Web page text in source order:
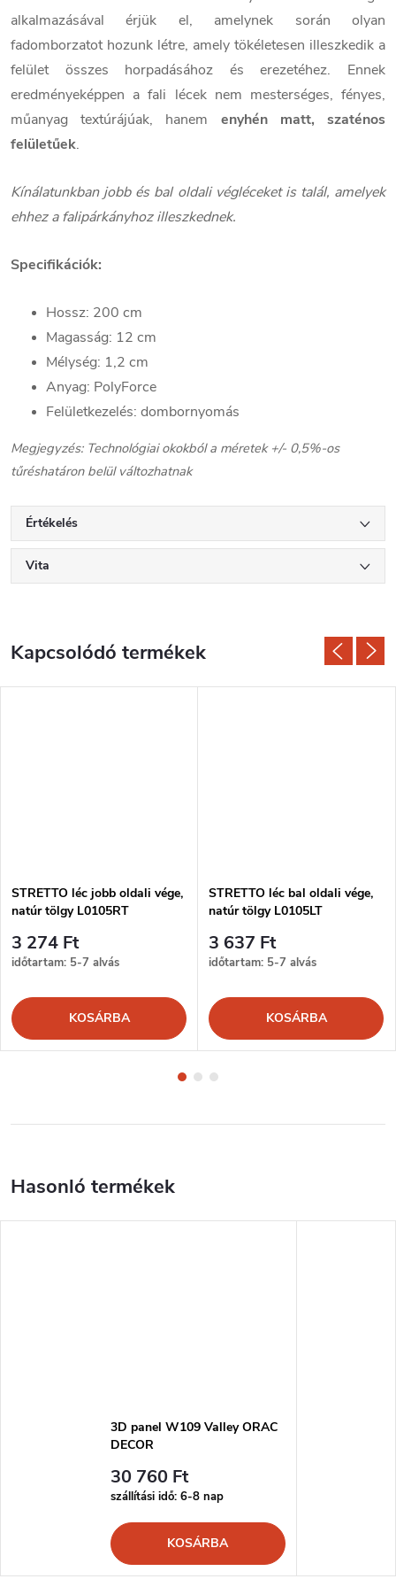
alkalmazásával érjük el, amelynek során olyan
fadomborzatot hozunk létre, amely tökéletesen illeszkedik a
felület összes horpadásához és erezetéhez. Ennek
eredményeképpen a fali lécek nem mesterséges, fényes,
műanyag textúrájúak, hanem enyhén matt, szaténos
felületűek.
Kínálatunkban jobb és bal oldali végléceket is talál, amelyek
ehhez a falipárkányhoz illeszkednek.
Specifikációk:
Hossz: 200 cm
Magasság: 12 cm
Mélység: 1,2 cm
Anyag: PolyForce
Felületkezelés: dombornyomás
Megjegyzés: Technológiai okokból a méretek +/- 0,5%-os
tűréshatáron belül változhatnak
Értékelés
Vita
Kapcsolódó termékek
STRETTO léc jobb oldali vége,
natúr tölgy L0105RT
3 274 Ft
időtartam: 5-7 alvás
KOSÁRBA
STRETTO léc bal oldali vége,
natúr tölgy L0105LT
3 637 Ft
időtartam: 5-7 alvás
KOSÁRBA
3D panel W109 Valley ORAC
DECOR
30 760 Ft
szállítási idő: 6-8 nap
KOSÁRBA